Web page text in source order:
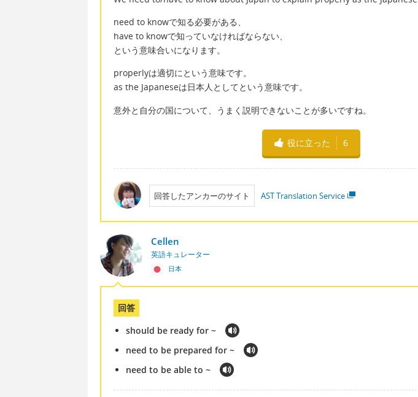
need to knowで知る必要がある、
have to knowで知っていなければならない、
という意味合いになります。
properlyは適切にという意味です。
as the Japaneseは日本人としてという意味です。
意外と自分の国について、うまく説明できないことが多いですね。
役に立った 6
回答したアンカーのサイト AST Translation Service
Cellen
英語キュレーター
日本
回答
should be ready for ~
need to be prepared for ~
need to be able to ~